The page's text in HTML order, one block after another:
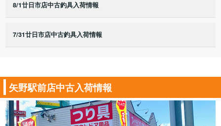
8/1廿日市店中古釣具入荷情報
7/31廿日市店中古釣具入荷情報
矢野駅前店中古入荷情報